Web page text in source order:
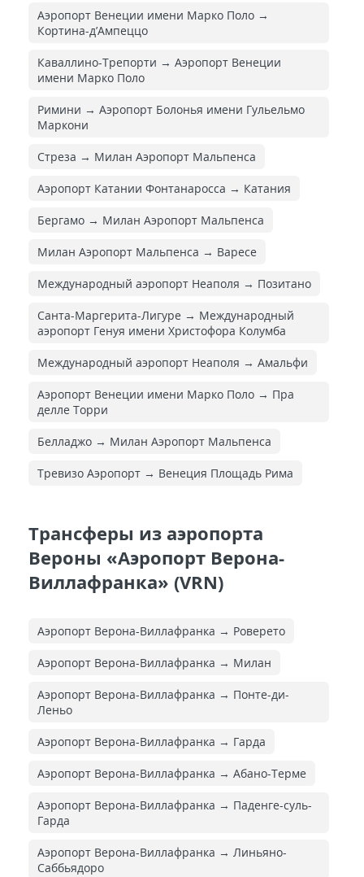
Аэропорт Венеции имени Марко Поло →
Кортина-д’Ампеццо
Каваллино-Трепорти → Аэропорт Венеции
имени Марко Поло
Римини → Аэропорт Болонья имени Гульельмо
Маркони
Стреза → Милан Аэропорт Мальпенса
Аэропорт Катании Фонтанаросса → Катания
Бергамо → Милан Аэропорт Мальпенса
Милан Аэропорт Мальпенса → Варесе
Международный аэропорт Неаполя → Позитано
Санта-Маргерита-Лигуре → Международный
аэропорт Генуя имени Христофора Колумба
Международный аэропорт Неаполя → Амальфи
Аэропорт Венеции имени Марко Поло → Пра
делле Торри
Белладжо → Милан Аэропорт Мальпенса
Тревизо Аэропорт → Венеция Площадь Рима
Трансферы из аэропорта
Вероны «Аэропорт Верона-
Виллафранка» (VRN)
Аэропорт Верона-Виллафранка → Роверето
Аэропорт Верона-Виллафранка → Милан
Аэропорт Верона-Виллафранка → Понте-ди-
Леньо
Аэропорт Верона-Виллафранка → Гарда
Аэропорт Верона-Виллафранка → Абано-Терме
Аэропорт Верона-Виллафранка → Паденге-суль-
Гарда
Аэропорт Верона-Виллафранка → Линьяно-
Саббьядоро